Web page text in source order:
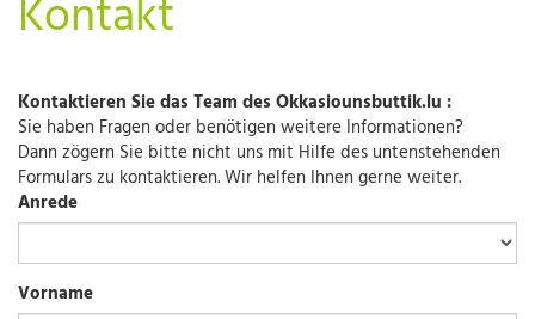
Kontakt
Kontaktieren Sie das Team des Okkasiounsbuttik.lu :
Sie haben Fragen oder benötigen weitere Informationen?
Dann zögern Sie bitte nicht uns mit Hilfe des untenstehenden
Formulars zu kontaktieren. Wir helfen Ihnen gerne weiter.
Anrede
Vorname